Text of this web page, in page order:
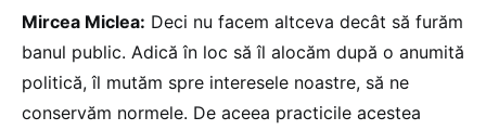
Mircea Miclea: Deci nu facem altceva decât să furăm
banul public. Adică în loc să îl alocăm după o anumită
politică, îl mutăm spre interesele noastre, să ne
conservăm normele. De aceea practicile acestea